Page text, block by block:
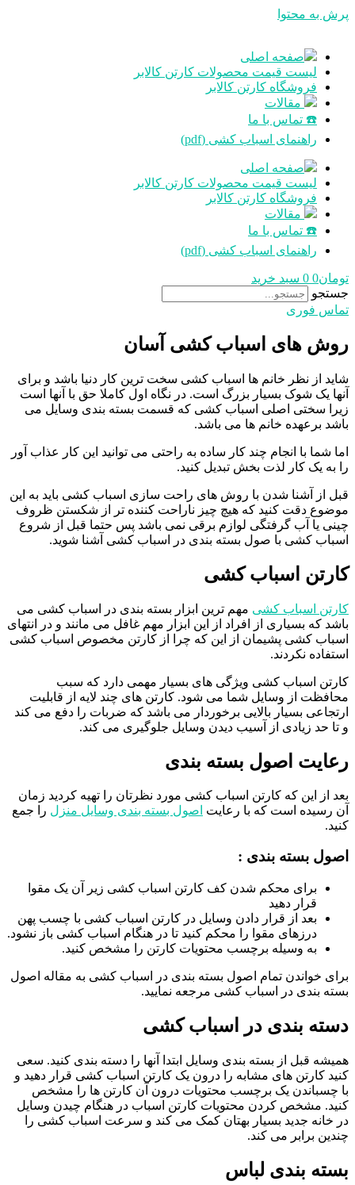
پرش به محتوا
صفحه اصلی
لیست قیمت محصولات کارتن کالابر
فروشگاه کارتن کالابر
مقالات
☎️ تماس با ما
راهنمای اسباب کشی (pdf)
صفحه اصلی
لیست قیمت محصولات کارتن کالابر
فروشگاه کارتن کالابر
مقالات
☎️ تماس با ما
راهنمای اسباب کشی (pdf)
تومان0
0 سبد خرید
جستجو
تماس فوری
روش های اسباب کشی آسان
شاید از نظر خانم ها اسباب کشی سخت ترین کار دنیا باشد و برای
آنها یک شوک بسیار بزرگ است. در نگاه اول کاملا حق با آنها است
زیرا سختی اصلی اسباب کشی که قسمت بسته بندی وسایل می
باشد برعهده خانم ها می باشد.
اما شما با انجام چند کار ساده به راحتی می توانید این کار عذاب آور
را به یک کار لذت بخش تبدیل کنید.
قبل از آشنا شدن با روش های راحت سازی اسباب کشی باید به این
موضوع دقت کنید که هیچ چیز ناراحت کننده تر از شکستن ظروف
چینی یا آب گرفتگی لوازم برقی نمی باشد پس حتما قبل از شروع
اسباب کشی با صول بسته بندی در اسباب کشی آشنا شوید.
کارتن اسباب کشی
کارتن اسباب کشی مهم ترین ابزار بسته بندی در اسباب کشی می
باشد که بسیاری از افراد از این ابزار مهم غافل می مانند و در انتهای
اسباب کشی پشیمان از این که چرا از کارتن مخصوص اسباب کشی
استفاده نکردند.
کارتن اسباب کشی ویژگی های بسیار مهمی دارد که سبب
محافظت از وسایل شما می شود. کارتن های چند لایه از قابلیت
ارتجاعی بسیار بالایی برخوردار می باشد که ضربات را دفع می کند
و تا حد زیادی از آسیب دیدن وسایل جلوگیری می کند.
رعایت اصول بسته بندی
بعد از این که کارتن اسباب کشی مورد نظرتان را تهیه کردید زمان
آن رسیده است که با رعایت اصول بسته بندی وسایل منزل را جمع
کنید.
اصول بسته بندی :
برای محکم شدن کف کارتن اسباب کشی زیر آن یک مقوا
قرار دهید
بعد از قرار دادن وسایل در کارتن اسباب کشی با چسب پهن
درزهای مقوا را محکم کنید تا در هنگام اسباب کشی باز نشود.
به وسیله برچسب محتویات کارتن را مشخص کنید.
برای خواندن تمام اصول بسته بندی در اسباب کشی به مقاله اصول
بسته بندی در اسباب کشی مرجعه نمایید.
دسته بندی در اسباب کشی
همیشه قبل از بسته بندی وسایل ابتدا آنها را دسته بندی کنید. سعی
کنید کارتن های مشابه را درون یک کارتن اسباب کشی قرار دهید و
با چسباندن یک برچسب محتویات درون آن کارتن ها را مشخص
کنید. مشخص کردن محتویات کارتن اسباب در هنگام چیدن وسایل
در خانه جدید بسیار بهتان کمک می کند و سرعت اسباب کشی را
چندین برابر می کند.
بسته بندی لباس